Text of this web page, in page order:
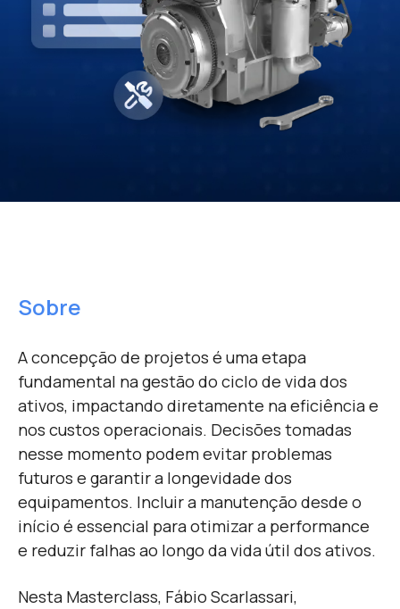
Sobre
A concepção de projetos é uma etapa
fundamental na gestão do ciclo de vida dos
ativos, impactando diretamente na eficiência e
nos custos operacionais. Decisões tomadas
nesse momento podem evitar problemas
futuros e garantir a longevidade dos
equipamentos. Incluir a manutenção desde o
início é essencial para otimizar a performance
e reduzir falhas ao longo da vida útil dos ativos.
Nesta Masterclass, Fábio Scarlassari,